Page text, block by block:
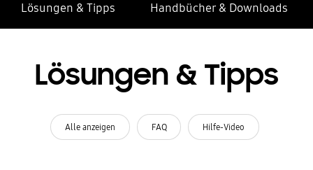
Lösungen & Tipps Handbücher & Downloads
Lösungen & Tipps
Alle anzeigen FAQ Hilfe-Video